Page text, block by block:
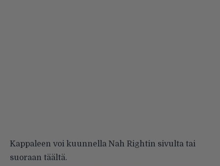
Kappaleen voi kuunnella Nah Rightin sivulta tai
suoraan täältä.